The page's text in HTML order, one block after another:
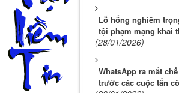
Lỗ hổng nghiêm
tội phạm mạng khai
(28/01/2026)
WhatsApp ra mắt
trước các cuộc tấn